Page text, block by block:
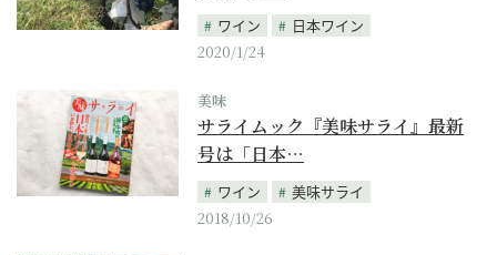
ワイン
日本ワイン
2020/1/24
美味
サライムック『美味サライ』最新
号は「日本…
ワイン
美味サライ
2018/10/26